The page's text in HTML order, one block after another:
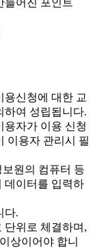
들어진 포인트
신청에 대한 교
하여 성립됩니다.
자가 이용 신청
이용자 관리시 필
원의 컴퓨터 등
데이터를 입력하
다.
위로 체결하며,
상이어야 합니